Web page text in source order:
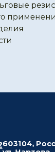
603104,